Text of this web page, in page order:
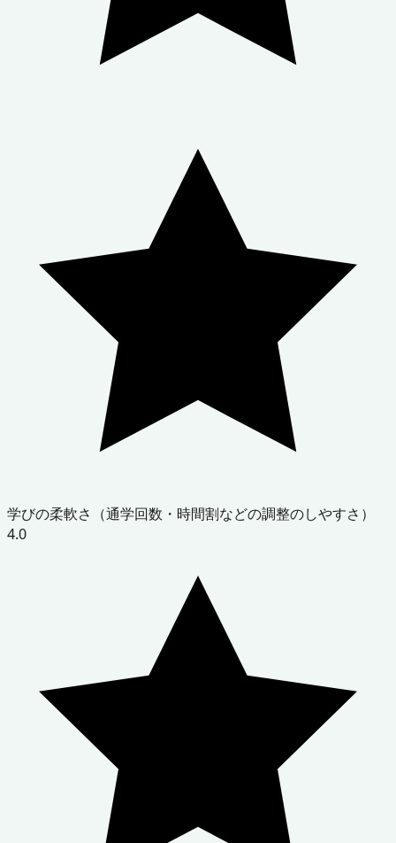
学びの柔軟さ（通学回数・時間割などの調整のしやすさ）
4.0